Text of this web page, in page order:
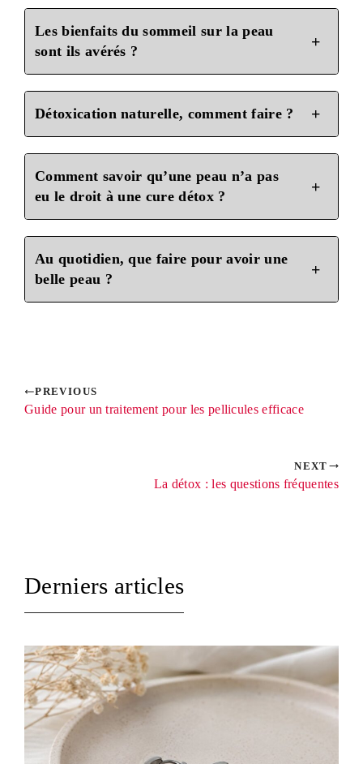
Les bienfaits du sommeil sur la peau​
sont ils avérés ?
Détoxication naturelle​, comment faire ?
Comment savoir qu’une peau n’a pas
eu le droit à une cure détox ?
Au quotidien, que faire pour avoir une
belle peau ?​
PREVIOUS
Guide pour un traitement pour les pellicules efficace
NEXT
La détox : les questions fréquentes
Derniers articles